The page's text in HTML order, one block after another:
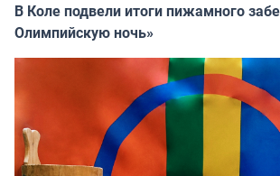
В Коле подвели итоги пижамного
Олимпийскую ночь»